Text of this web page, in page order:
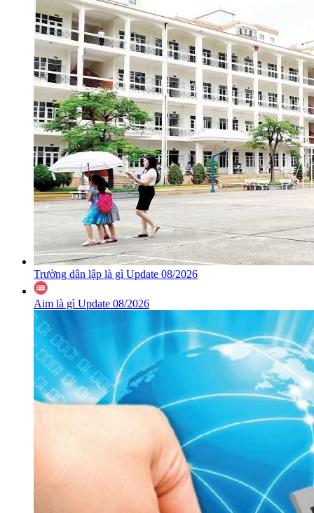
Trường dân lập là gì Update 08/2026
Aim là gì Update 08/2026